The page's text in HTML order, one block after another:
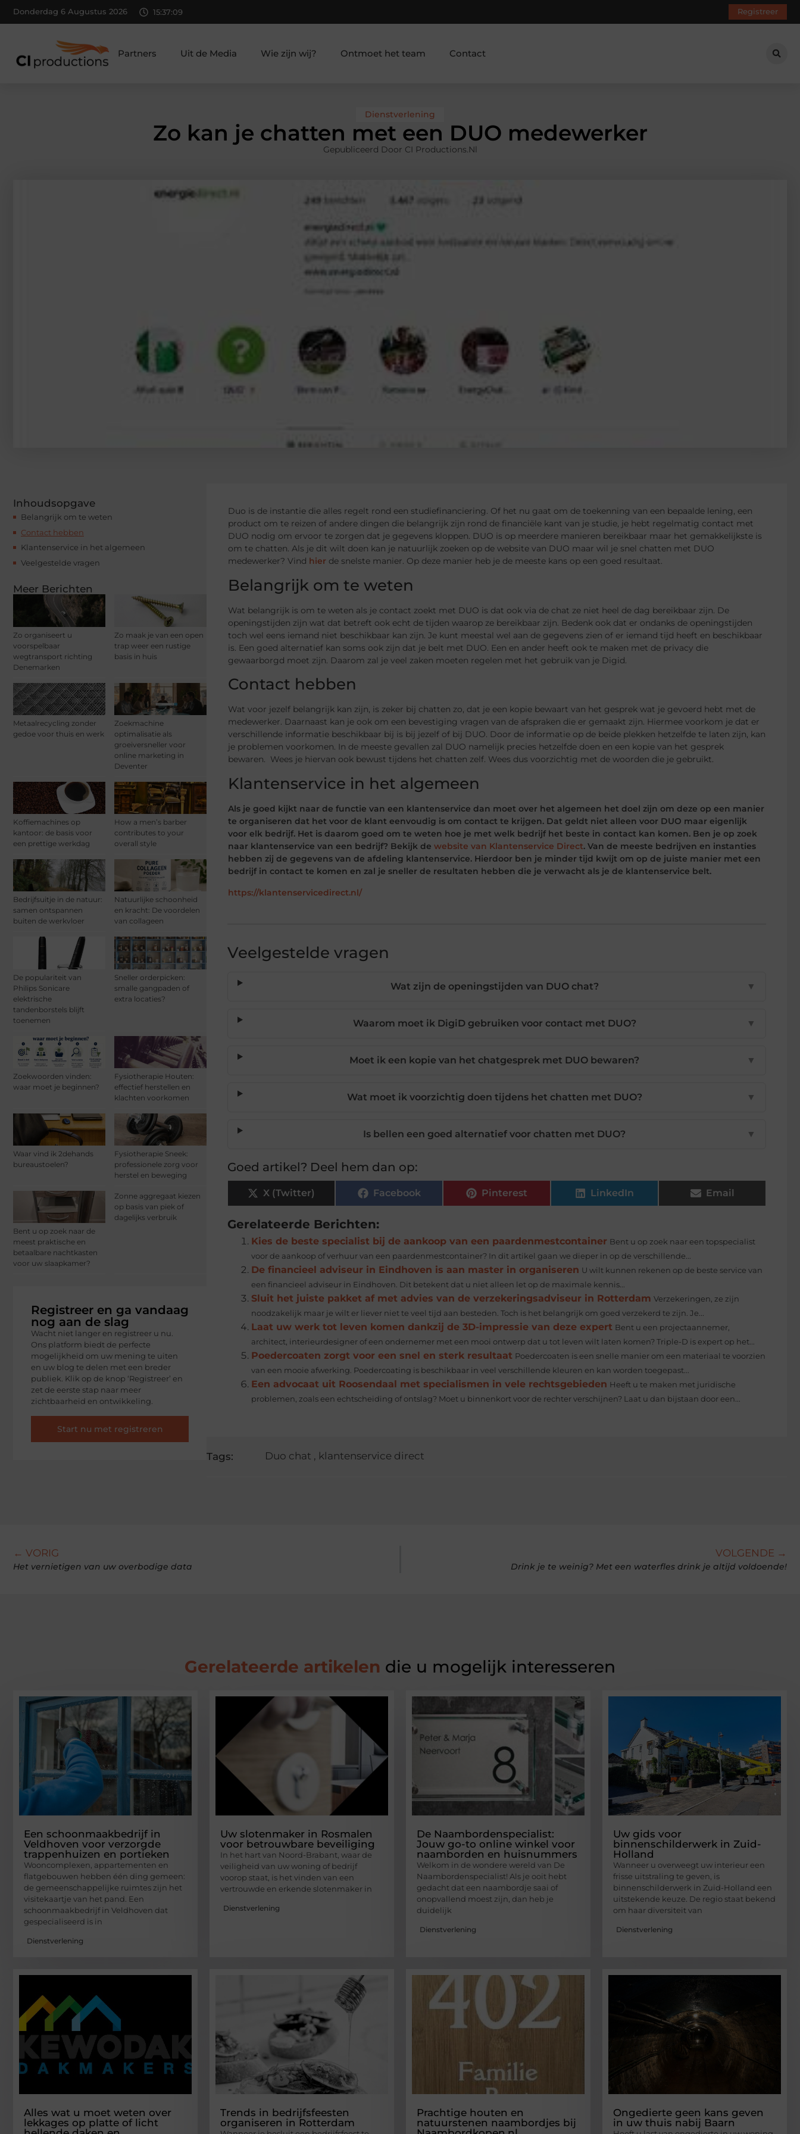
Donderdag 6 Augustus 2026 15:37:10 Registreer
Partners Uit de Media Wie zijn wij? Ontmoet het team Contact
Dienstverlening
Zo kan je chatten met een DUO medewerker
Gepubliceerd Door CI Productions.nl
Inhoudsopgave
Belangrijk om te weten
Contact hebben
Klantenservice in het algemeen
Veelgestelde vragen
Meer Berichten
Zo organiseert u
voorspelbaar
wegtransport richting
Denemarken
Zo maak je van een open
trap weer een rustige
basis in huis
Metaalrecycling zonder
gedoe voor thuis en werk
Zoekmachine
optimalisatie als
groeiversneller voor
online marketing in
Deventer
Koffiemachines op
kantoor: de basis voor
een prettige werkdag
How a men’s barber
contributes to your
overall style
Bedrijfsuitje in de natuur:
samen ontspannen
buiten de werkvloer
Natuurlijke schoonheid
en kracht: De voordelen
van collageen
De populariteit van
Philips Sonicare
elektrische
tandenborstels blijft
toenemen
Sneller orderpicken:
smalle gangpaden of
extra locaties?
Zoekwoorden vinden:
waar moet je beginnen?
Fysiotherapie Houten:
effectief herstellen en
klachten voorkomen
Waar vind ik 2dehands
bureaustoelen?
Fysiotherapie Sneek:
professionele zorg voor
herstel en beweging
Bent u op zoek naar de
meest praktische en
betaalbare nachtkasten
voor uw slaapkamer?
Zonne aggregaat kiezen
op basis van piek of
dagelijks verbruik
Registreer en ga vandaag
nog aan de slag
Wacht niet langer en registreer u nu.
Ons platform biedt de perfecte
mogelijkheid om uw mening te uiten
en uw blog te delen met een breder
publiek. Klik op de knop ‘Registreer’ en
zet de eerste stap naar meer
zichtbaarheid en ontwikkeling.
Start nu met registreren
Duo is de instantie die alles regelt rond een studiefinanciering. Of het nu gaat om de toekenning van een bepaalde lening, een
product om te reizen of andere dingen die belangrijk zijn rond de financiële kant van je studie, je hebt regelmatig contact met
DUO nodig om ervoor te zorgen dat je gegevens kloppen. DUO is op meerdere manieren bereikbaar maar het gemakkelijkste is
om te chatten. Als je dit wilt doen kan je natuurlijk zoeken op de website van DUO maar wil je snel chatten met DUO
medewerker? Vind hier de snelste manier. Op deze manier heb je de meeste kans op een goed resultaat.
Belangrijk om te weten
Wat belangrijk is om te weten als je contact zoekt met DUO is dat ook via de chat ze niet heel de dag bereikbaar zijn. De
openingstijden zijn wat dat betreft ook echt de tijden waarop ze bereikbaar zijn. Bedenk ook dat er ondanks de openingstijden
toch wel eens iemand niet beschikbaar kan zijn. Je kunt meestal wel aan de gegevens zien of er iemand tijd heeft en beschikbaar
is. Een goed alternatief kan soms ook zijn dat je belt met DUO. Een en ander heeft ook te maken met de privacy die
gewaarborgd moet zijn. Daarom zal je veel zaken moeten regelen met het gebruik van je Digid.
Contact hebben
Wat voor jezelf belangrijk kan zijn, is zeker bij chatten zo, dat je een kopie bewaart van het gesprek wat je gevoerd hebt met de
medewerker. Daarnaast kan je ook om een bevestiging vragen van de afspraken die er gemaakt zijn. Hiermee voorkom je dat er
verschillende informatie beschikbaar bij is bij jezelf of bij DUO. Door de informatie op de beide plekken hetzelfde te laten zijn, kan
je problemen voorkomen. In de meeste gevallen zal DUO namelijk precies hetzelfde doen en een kopie van het gesprek
bewaren. Wees je hiervan ook bewust tijdens het chatten zelf. Wees dus voorzichtig met de woorden die je gebruikt.
Klantenservice in het algemeen
Als je goed kijkt naar de functie van een klantenservice dan moet over het algemeen het doel zijn om deze op een manier
te organiseren dat het voor de klant eenvoudig is om contact te krijgen. Dat geldt niet alleen voor DUO maar eigenlijk
voor elk bedrijf. Het is daarom goed om te weten hoe je met welk bedrijf het beste in contact kan komen. Ben je op zoek
naar klantenservice van een bedrijf? Bekijk de website van Klantenservice Direct. Van de meeste bedrijven en instanties
hebben zij de gegevens van de afdeling klantenservice. Hierdoor ben je minder tijd kwijt om op de juiste manier met een
bedrijf in contact te komen en zal je sneller de resultaten hebben die je verwacht als je de klantenservice belt.
https://klantenservicedirect.nl/
Veelgestelde vragen
Wat zijn de openingstijden van DUO chat? ▼
Waarom moet ik DigiD gebruiken voor contact met DUO? ▼
Moet ik een kopie van het chatgesprek met DUO bewaren? ▼
Wat moet ik voorzichtig doen tijdens het chatten met DUO? ▼
Is bellen een goed alternatief voor chatten met DUO? ▼
Goed artikel? Deel hem dan op:
X (Twitter) Facebook Pinterest LinkedIn Email
Gerelateerde Berichten:
Kies de beste specialist bij de aankoop van een paardenmestcontainer Bent u op zoek naar een topspecialist
voor de aankoop of verhuur van een paardenmestcontainer? In dit artikel gaan we dieper in op de verschillende...
De financieel adviseur in Eindhoven is aan master in organiseren U wilt kunnen rekenen op de beste service van
een financieel adviseur in Eindhoven. Dit betekent dat u niet alleen let op de maximale kennis...
Sluit het juiste pakket af met advies van de verzekeringsadviseur in Rotterdam Verzekeringen, ze zijn
noodzakelijk maar je wilt er liever niet te veel tijd aan besteden. Toch is het belangrijk om goed verzekerd te zijn. Je...
Laat uw werk tot leven komen dankzij de 3D-impressie van deze expert Bent u een projectaannemer,
architect, interieurdesigner of een ondernemer met een mooi ontwerp dat u tot leven wilt laten komen? Triple-D is expert op het...
Poedercoaten zorgt voor een snel en sterk resultaat Poedercoaten is een snelle manier om een materiaal te voorzien
van een mooie afwerking. Poedercoating is beschikbaar in veel verschillende kleuren en kan worden toegepast...
Een advocaat uit Roosendaal met specialismen in vele rechtsgebieden Heeft u te maken met juridische
problemen, zoals een echtscheiding of ontslag? Moet u binnenkort voor de rechter verschijnen? Laat u dan bijstaan door een...
Tags: Duo chat , klantenservice direct
← VORIG
Het vernietigen van uw overbodige data
VOLGENDE →
Drink je te weinig? Met een waterfles drink je altijd voldoende!
Gerelateerde artikelen die u mogelijk interesseren
Een schoonmaakbedrijf in
Veldhoven voor verzorgde
trappenhuizen en portieken
Wooncomplexen, appartementen en
flatgebouwen hebben één ding gemeen:
de gemeenschappelijke ruimtes zijn het
visitekaartje van het pand. Een
schoonmaakbedrijf in Veldhoven dat
gespecialiseerd is in
Dienstverlening
Uw slotenmaker in Rosmalen
voor betrouwbare beveiliging
In het hart van Noord-Brabant, waar de
veiligheid van uw woning of bedrijf
voorop staat, is het vinden van een
vertrouwde en erkende slotenmaker in
Dienstverlening
De Naambordenspecialist:
Jouw go-to online winkel voor
naamborden en huisnummers
Welkom in de wondere wereld van De
Naambordenspecialist! Als je ooit hebt
gedacht dat een naambordje saai of
onopvallend moest zijn, dan heb je
duidelijk
Dienstverlening
Uw gids voor
binnenschilderwerk in Zuid-
Holland
Wanneer u overweegt uw interieur een
frisse uitstraling te geven, is
binnenschilderwerk in Zuid-Holland een
uitstekende keuze. De regio staat bekend
om haar diversiteit van
Dienstverlening
Alles wat u moet weten over
lekkages op platte of licht
Trends in bedrijfsfeesten
organiseren in Rotterdam
Prachtige houten en
natuurstenen naambordjes bij
Ongedierte geen kans geven
in uw thuis nabij Baarn